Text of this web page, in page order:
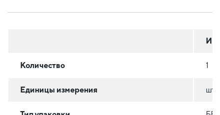
Количество 1
Единицы измерения шт